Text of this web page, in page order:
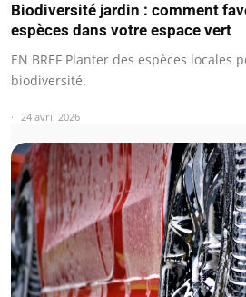
Biodiversité jardin : comment
espèces dans votre espace vert
EN BREF Planter des espèces locales
biodiversité.
24 avril 2026